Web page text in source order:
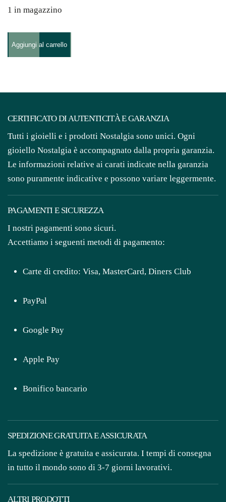
1 in magazzino
Quarzi
quantità
Aggiungi al carrello
CERTIFICATO DI AUTENTICITÀ E GARANZIA
Tutti i gioielli e i prodotti Nostalgia sono unici. Ogni
gioiello Nostalgia è accompagnato dalla propria garanzia.
Le informazioni relative ai carati indicate nella garanzia
sono puramente indicative e possono variare leggermente.
PAGAMENTI E SICUREZZA
I nostri pagamenti sono sicuri.
Accettiamo i seguenti metodi di pagamento:
Carte di credito: Visa, MasterCard, Diners Club
PayPal
Google Pay
Apple Pay
Bonifico bancario
SPEDIZIONE GRATUITA E ASSICURATA
La spedizione è gratuita e assicurata. I tempi di consegna
in tutto il mondo sono di 3-7 giorni lavorativi.
ALTRI PRODOTTI